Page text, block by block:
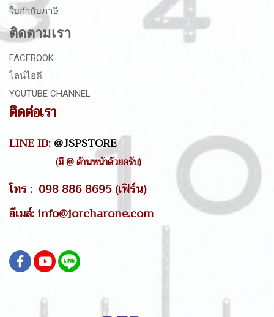
ใบกำกับภาษี
ติดตามเรา
FACEBOOK
ไลน์ไอดี
YOUTUBE CHANNEL
ติดต่อเรา
LINE ID:@JSPSTORE
(มี @ ด้านหน้าด้วยครับ)
โทร : 098 886 8695 (เฟิร์น)
อีเมล์: info@jorcharone.com